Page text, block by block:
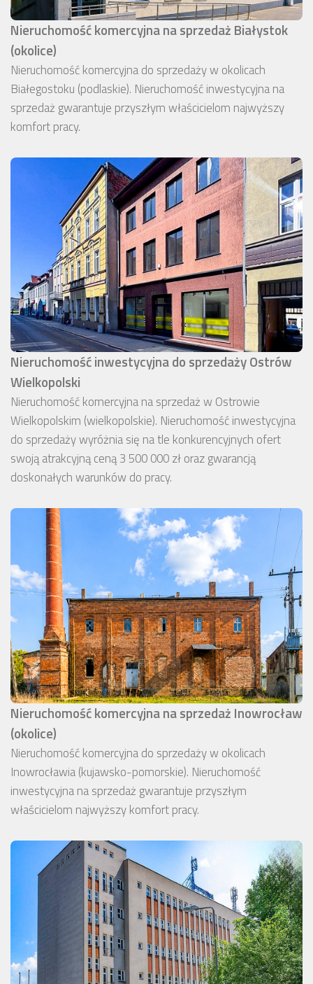
Nieruchomość komercyjna na sprzedaż Białystok
(okolice)
Nieruchomość komercyjna do sprzedaży w okolicach
Białegostoku (podlaskie). Nieruchomość inwestycyjna na
sprzedaż gwarantuje przyszłym właścicielom najwyższy
komfort pracy.
Nieruchomość inwestycyjna do sprzedaży Ostrów
Wielkopolski
Nieruchomość komercyjna na sprzedaż w Ostrowie
Wielkopolskim (wielkopolskie). Nieruchomość inwestycyjna
do sprzedaży wyróżnia się na tle konkurencyjnych ofert
swoją atrakcyjną ceną 3 500 000 zł oraz gwarancją
doskonałych warunków do pracy.
Nieruchomość komercyjna na sprzedaż Inowrocław
(okolice)
Nieruchomość komercyjna do sprzedaży w okolicach
Inowrocławia (kujawsko-pomorskie). Nieruchomość
inwestycyjna na sprzedaż gwarantuje przyszłym
właścicielom najwyższy komfort pracy.